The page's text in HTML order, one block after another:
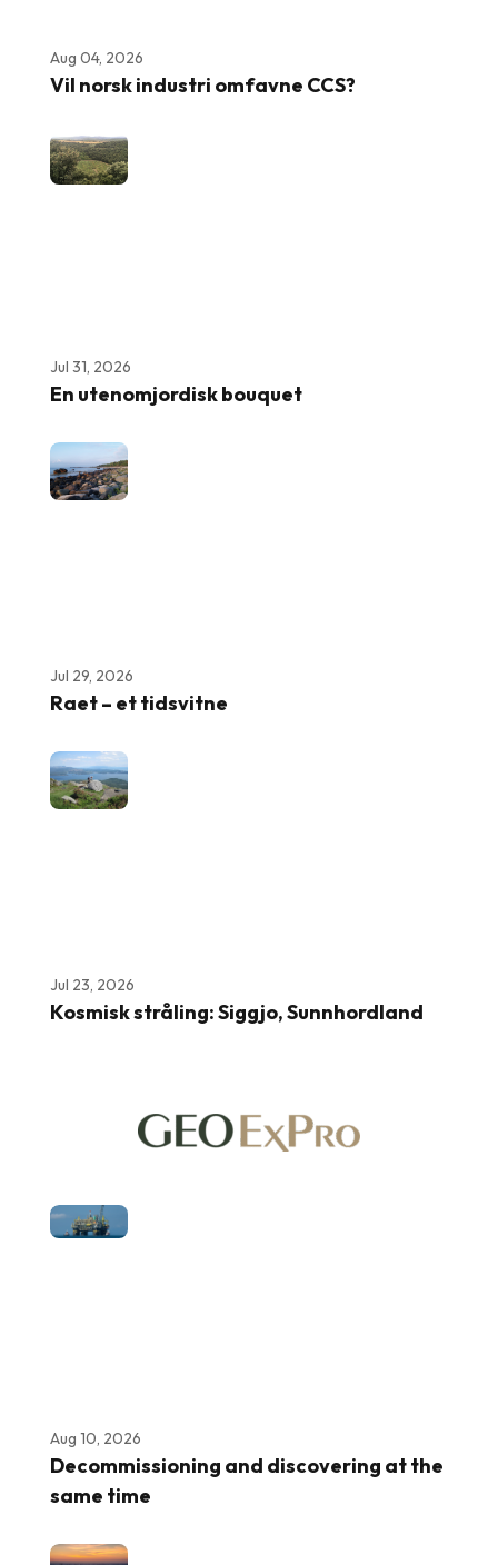
Aug 04, 2026
Vil norsk industri omfavne CCS?
Jul 31, 2026
En utenomjordisk bouquet
Jul 29, 2026
Raet – et tidsvitne
Jul 23, 2026
Kosmisk stråling: Siggjo, Sunnhordland
Aug 10, 2026
Decommissioning and discovering at the
same time